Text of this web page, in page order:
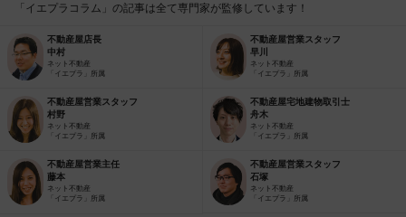
「イエプラコラム」の記事は全て専門家が監修しています！
不動産屋店長
中村
ネット不動産
「イエプラ」所属
不動産屋営業スタッフ
早川
ネット不動産
「イエプラ」所属
不動産屋営業スタッフ
村野
ネット不動産
「イエプラ」所属
不動産屋宅地建物取引士
舟木
ネット不動産
「イエプラ」所属
不動産屋営業主任
藤本
ネット不動産
「イエプラ」所属
不動産屋営業スタッフ
石塚
ネット不動産
「イエプラ」所属